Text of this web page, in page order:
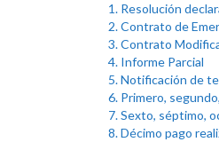
1. Resolución
2. Contrato de
3. Contrato
4. Informe Parcial
5. Notificación de
6. Primero,
7. Sexto, séptimo,
8. Décimo pago